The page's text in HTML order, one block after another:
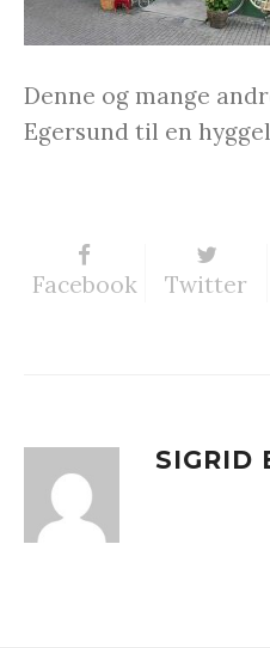
Denne og mange
Egersund til en
Facebook Twitter
SIGRID